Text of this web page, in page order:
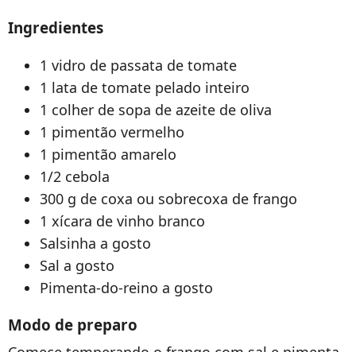
Ingredientes
1 vidro de passata de tomate
1 lata de tomate pelado inteiro
1 colher de sopa de azeite de oliva
1 pimentão vermelho
1 pimentão amarelo
1/2 cebola
300 g de coxa ou sobrecoxa de frango
1 xícara de vinho branco
Salsinha a gosto
Sal a gosto
Pimenta-do-reino a gosto
Modo de preparo